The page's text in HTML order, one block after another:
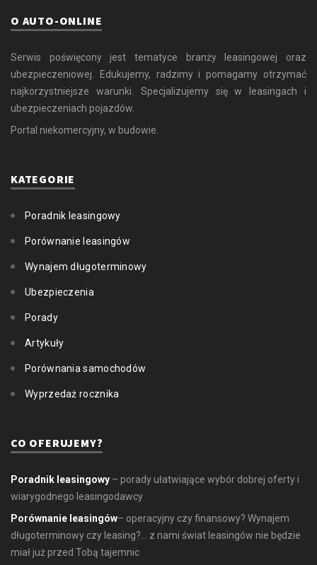
O AUTO-ONLINE
Serwis poświęcony jest tematyce branży leasingowej oraz
ubezpieczeniowej. Edukujemy, radzimy i pomagamy otrzymać
najkorzystniejsze warunki. Specjalizujemy się w leasingach i
ubezpieczeniach pojazdów.
Portal niekomercyjny, w budowie.
KATEGORIE
Poradnik leasingowy
Porównanie leasingów
Wynajem długoterminowy
Ubezpieczenia
Porady
Artykuły
Porównania samochodów
Wyprzedaż rocznika
CO OFERUJEMY?
Poradnik leasingowy – porady ułatwiające wybór dobrej oferty i
wiarygodnego leasingodawcy
Porównanie leasingów– operacyjny czy finansowy? Wynajem
długoterminowy czy leasing?... z nami świat leasingów nie będzie
miał już przed Tobą tajemnic